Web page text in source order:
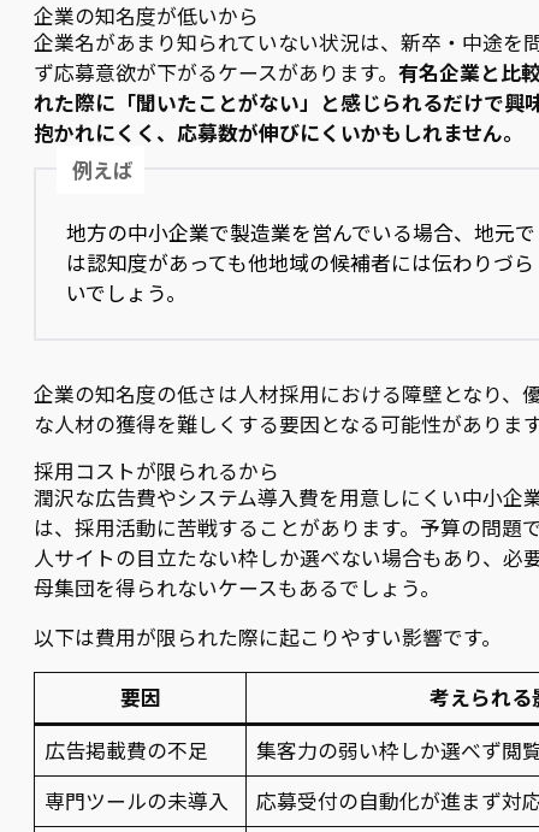
企業の知名度が低いから
企業名があまり知られていない状況は、新卒・中途を
ず応募意欲が下がるケースがあります。 有名企業と比
れた際に「聞いたことがない」と感じられるだけで興
抱かれにくく、応募数が伸びにくいかもしれません。
例えば
地方の中小企業で製造業を営んでいる場合、地元で
は認知度があっても他地域の候補者には伝わりづら
いでしょう。
企業の知名度の低さは人材採用における障壁となり、
な人材の獲得を難しくする要因となる可能性がありま
採用コストが限られるから
潤沢な広告費やシステム導入費を用意しにくい中小企
は、採用活動に苦戦することがあります。予算の問題
人サイトの目立たない枠しか選べない場合もあり、必
母集団を得られないケースもあるでしょう。
以下は費用が限られた際に起こりやすい影響です。
要因
考えられる
広告掲載費の不足
集客力の弱い枠しか選べず閲
専門ツールの未導入
応募受付の自動化が進まず対